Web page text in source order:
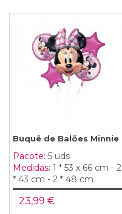
Buquê de Balões Minnie
Pacote: 5 uds
Medidas: 1 * 53 x 66 cm - 2
* 43 cm - 2 * 48 cm
23,99 €